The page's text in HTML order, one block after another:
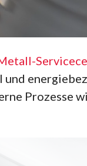
Prozesse